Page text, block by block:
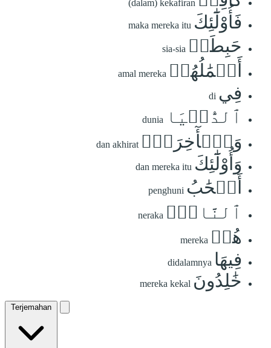
(dalam) kekafiran
فَأُوْلَٰٓئِكَ maka mereka itu
حَبِطَتۡ sia-sia
أَعۡمَٰلُهُمۡ amal mereka
فِي di
ٱلدُّنۡيَا dunia
وَٱلۡأٓخِرَةِۖ dan akhirat
وَأُوْلَٰٓئِكَ dan mereka itu
أَصۡحَٰبُ penghuni
ٱلنَّارِۖ neraka
هُمۡ mereka
فِيهَا didalamnya
خَٰلِدُونَ mereka kekal
Terjemahan